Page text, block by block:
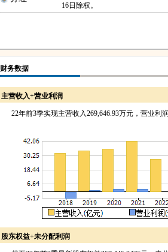
16日除权。
财务数据
主营收入+营业利润
22年前3季实现主营收入269,646.93万元，营业利
股东权益+未分配利润